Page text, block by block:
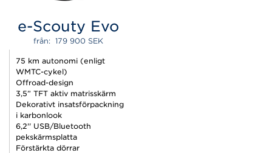
e-Scouty Evo
från: 179 900 SEK
75 km autonomi (enligt
WMTC-cykel)
Offroad-design
3,5” TFT aktiv matrisskärm
Dekorativt insatsförpackning
i karbonlook
6,2'' USB/Bluetooth
pekskärmsplatta
Förstärkta dörrar